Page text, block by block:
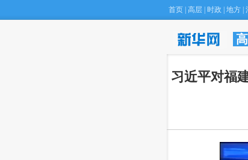
首页 高层 时政 地方
福建山体滑坡事故幸存者:平安健康是送给母亲最好的礼物(18:18) ·亚洲物理
习近平对福